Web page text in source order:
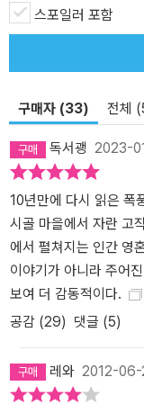
스포일러 포함
구매자 (33) 전체
독서괭 2023-
10년만에 다시 읽은 폭
시골 마을에서 자란 고
에서 펼쳐지는 인간 영
이야기가 아니라 주어
보여 더 감동적이다.
공감 (29) 댓글 (5)
레와 2012-06-